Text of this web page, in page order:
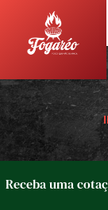
Receba uma